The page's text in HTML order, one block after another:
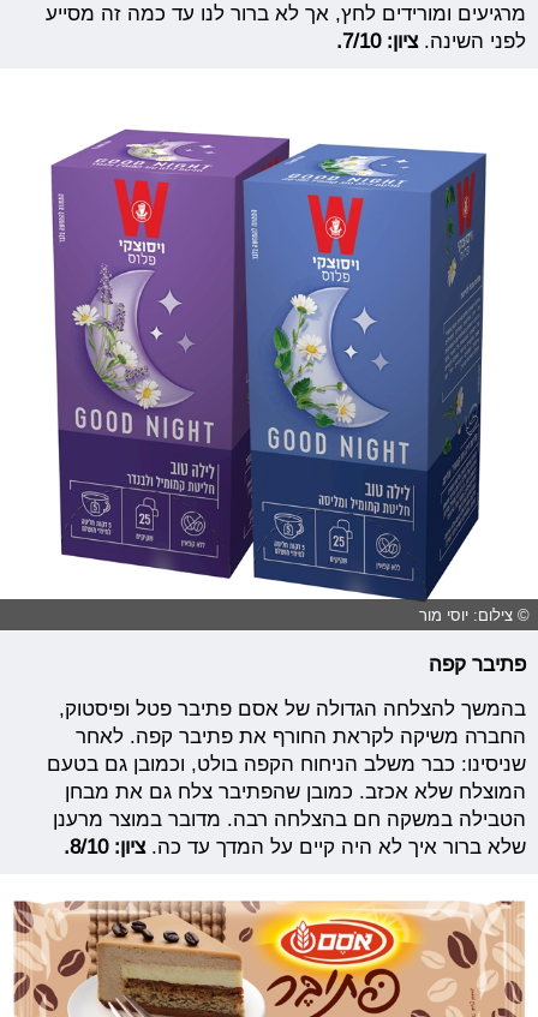
מרגיעים ומורידים לחץ, אך לא ברור לנו עד כמה זה מסייע
לפני השינה.ציון: 7/10.
© צילום: יוסי מור
פתיבר קפה
בהמשך להצלחה הגדולה של אסם פתיבר פטל ופיסטוק,
החברה משיקה לקראת החורף את פתיבר קפה. לאחר
שניסינו: כבר משלב הניחוח הקפה בולט, וכמובן גם בטעם
המוצלח שלא אכזב. כמובן שהפתיבר צלח גם את מבחן
הטבילה במשקה חם בהצלחה רבה. מדובר במוצר מרענן
שלא ברור איך לא היה קיים על המדך עד כה.ציון: 8/10.